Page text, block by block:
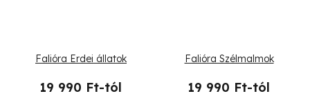
Falióra Erdei állatok
19 990 Ft-tól
Falióra Szélmalmok
19 990 Ft-tól